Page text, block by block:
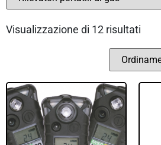
Visualizzazione di 12 risultati